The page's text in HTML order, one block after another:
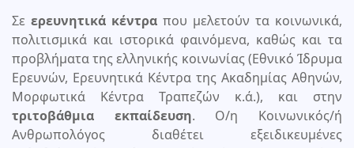
Σε ερευνητικά κέντρα που μελετούν τα κοινωνικά,
πολιτισμικά και ιστορικά φαινόμενα, καθώς και τα
προβλήματα της ελληνικής κοινωνίας (Εθνικό Ίδρυμα
Ερευνών, Ερευνητικά Κέντρα της Ακαδημίας Αθηνών,
Μορφωτικά Κέντρα Τραπεζών κ.ά.), και στην
τριτοβάθμια εκπαίδευση. Ο/η Κοινωνικός/ή
Ανθρωπολόγος διαθέτει εξειδικευμένες